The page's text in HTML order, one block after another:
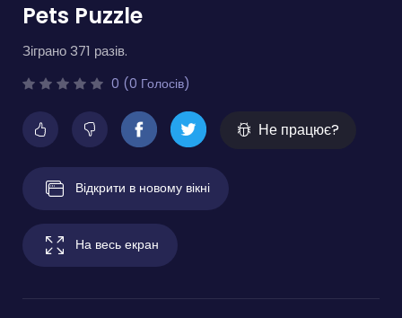
Pets Puzzle
Зіграно 371 разів.
0 (0 Голосів)
Не працює?
Відкрити в новому вікні
На весь екран